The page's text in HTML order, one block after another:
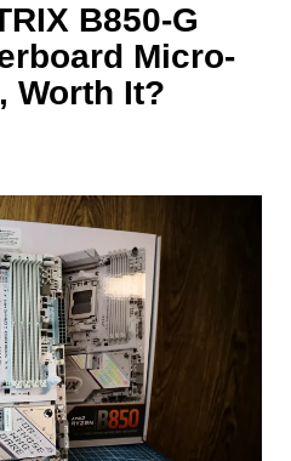
B850-G
Micro-
Worth It?